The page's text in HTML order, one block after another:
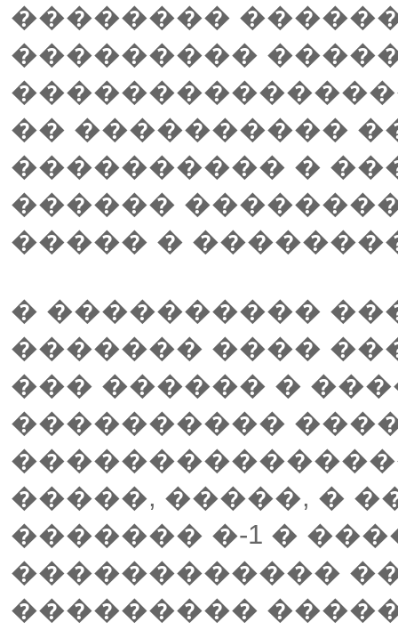
��������
���������
�� ����������
���������� �
������
����� �
� ����������
������� ����
��� ������ �
����������
�����, �����, �
������� �-1 �
������������
���������